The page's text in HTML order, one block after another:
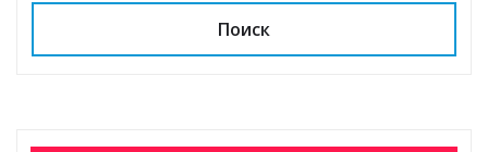
Поиск